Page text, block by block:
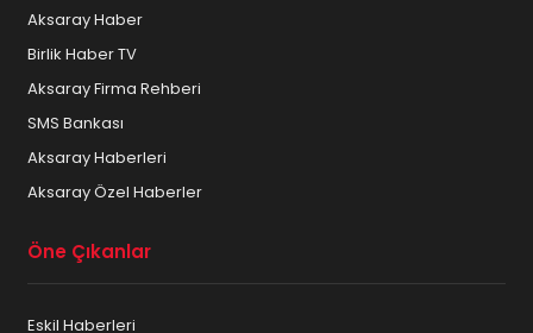
Aksaray Kuruyemiş ve Kahve
Aksaray Mimar – Mühendis
Aksaray Mobilya ve Beyaz eşya
Aksaray Mücevherat ve Gümüşçülük
Aksaray Muhasebeciler
Aksaray Muhtarları
Aksaray Haber
Birlik Haber TV
Aksaray Firma Rehberi
SMS Bankası
Aksaray Haberleri
Aksaray Özel Haberler
Öne Çıkanlar
Eskil Haberleri